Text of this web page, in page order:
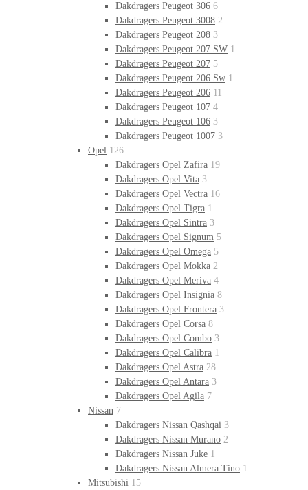
Dakdragers Peugeot 306 6
Dakdragers Peugeot 3008 2
Dakdragers Peugeot 208 3
Dakdragers Peugeot 207 SW 1
Dakdragers Peugeot 207 5
Dakdragers Peugeot 206 Sw 1
Dakdragers Peugeot 206 11
Dakdragers Peugeot 107 4
Dakdragers Peugeot 106 3
Dakdragers Peugeot 1007 3
Opel 126
Dakdragers Opel Zafira 19
Dakdragers Opel Vita 3
Dakdragers Opel Vectra 16
Dakdragers Opel Tigra 1
Dakdragers Opel Sintra 3
Dakdragers Opel Signum 5
Dakdragers Opel Omega 5
Dakdragers Opel Mokka 2
Dakdragers Opel Meriva 4
Dakdragers Opel Insignia 8
Dakdragers Opel Frontera 3
Dakdragers Opel Corsa 8
Dakdragers Opel Combo 3
Dakdragers Opel Calibra 1
Dakdragers Opel Astra 28
Dakdragers Opel Antara 3
Dakdragers Opel Agila 7
Nissan 7
Dakdragers Nissan Qashqai 3
Dakdragers Nissan Murano 2
Dakdragers Nissan Juke 1
Dakdragers Nissan Almera Tino 1
Mitsubishi 15